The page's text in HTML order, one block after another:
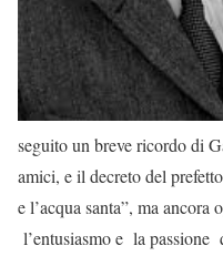
seguito un breve ricordo di
amici, e il decreto del
e l’acqua santa”, ma
l’entusiasmo e la